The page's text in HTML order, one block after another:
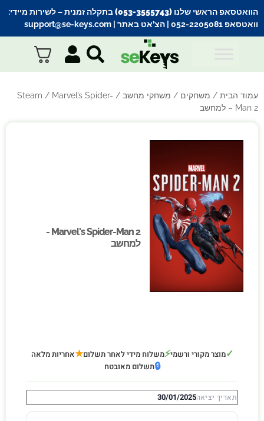
הוואטסאפ הראשי שלנו (053-3555743) בתקלה זמנית
– לשירות מיידי:
וואטסאפ 052-2205081
| הצ’אט באתר | support@se-keys.com
עמוד הבית / משחקים / משחקי מחשב /
Steam / Marvel’s Spider-
Man 2 – למחשב
Marvel's Spider-Man 2 -
למחשב
Marvel's Spider-Man 2 -
למחשב
✓מוצר מקורי ורשמי⚡משלוח מידי לאחר תשלום★אחריות מלאה
🔒תשלום מאובטח
תאריך יציאה30/01/2025